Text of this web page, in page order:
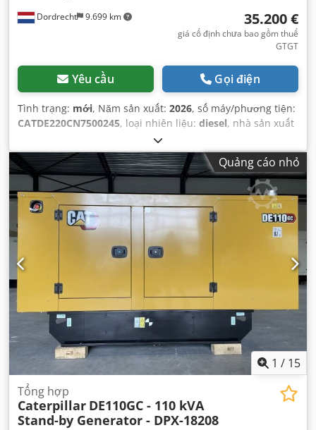
Dordrecht 9.699 km 35.200 €
giá cố định chưa bao gồm thuế
GTGT
Yêu cầu Gọi điện
Tình trạng: mới, Năm sản xuất: 2026, số máy/phương tiện:
CATDE220CN7500245, loại nhiên liệu: diesel, nhà sản xuất
Quảng cáo nhỏ
1 / 15
Tổng hợp
Caterpillar DE110GC - 110 kVA
Stand-by Generator - DPX-18208